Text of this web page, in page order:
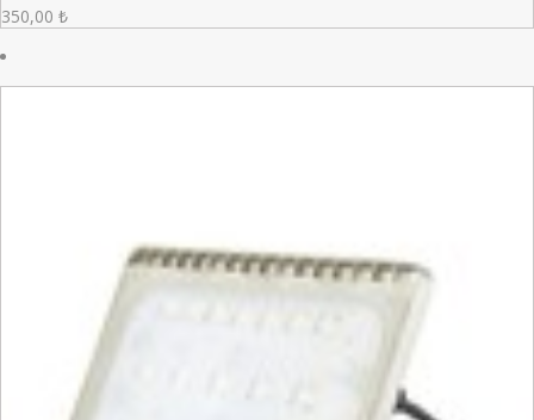
350,00 ₺